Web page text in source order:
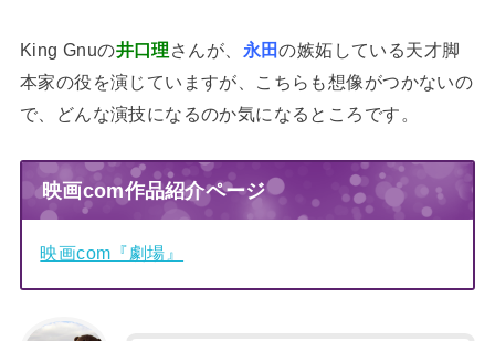
King Gnuの井口理 さんが、 永田の嫉妬している天才脚
本家の役を演じていますが、こちらも想像がつかないの
で、どんな演技になるのか気になるところです。
映画com作品紹介ページ
映画com『劇場』